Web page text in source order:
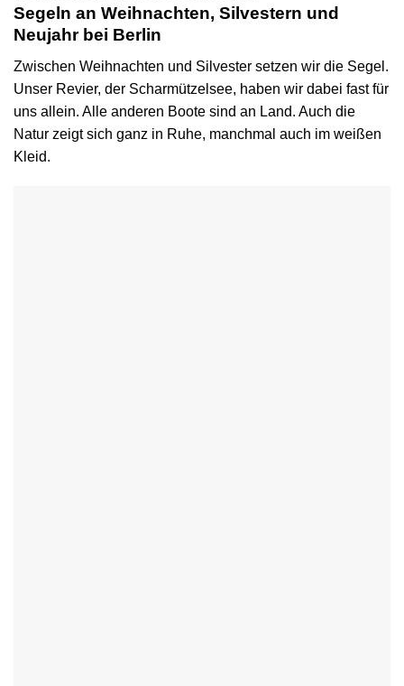
Segeln an Weihnachten, Silvestern und
Neujahr bei Berlin
Zwischen Weihnachten und Silvester setzen wir die Segel.
Unser Revier, der Scharmützelsee, haben wir dabei fast für
uns allein. Alle anderen Boote sind an Land. Auch die
Natur zeigt sich ganz in Ruhe, manchmal auch im weißen
Kleid.